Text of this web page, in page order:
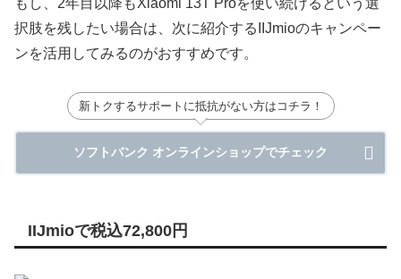
もし、2年目以降もXiaomi 13T Proを使い続けるという選
択肢を残したい場合は、次に紹介するIIJmioのキャンペー
ンを活用してみるのがおすすめです。
新トクするサポートに抵抗がない方はコチラ！
ソフトバンク オンラインショップでチェック
IIJmioで税込72,800円